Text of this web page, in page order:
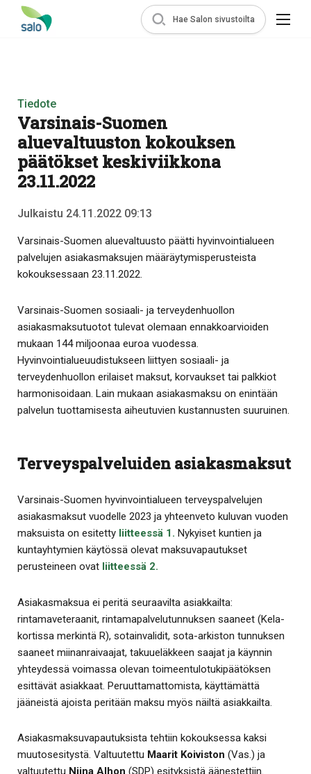
Hae Salon sivustoilta
Tiedote
Varsinais-Suomen
aluevaltuuston kokouksen
päätökset keskiviikkona
23.11.2022
Julkaistu 24.11.2022 09:13
Varsinais-Suomen aluevaltuusto päätti hyvinvointialueen
palvelujen asiakasmaksujen määräytymisperusteista
kokouksessaan 23.11.2022.
Varsinais-Suomen sosiaali- ja terveydenhuollon
asiakasmaksutuotot tulevat olemaan ennakkoarvioiden
mukaan 144 miljoonaa euroa vuodessa.
Hyvinvointialueuudistukseen liittyen sosiaali- ja
terveydenhuollon erilaiset maksut, korvaukset tai palkkiot
harmonisoidaan. Lain mukaan asiakasmaksu on enintään
palvelun tuottamisesta aiheutuvien kustannusten suuruinen.
Terveyspalveluiden asiakasmaksut
Varsinais-Suomen hyvinvointialueen terveyspalvelujen
asiakasmaksut vuodelle 2023 ja yhteenveto kuluvan vuoden
maksuista on esitetty liitteessä 1. Nykyiset kuntien ja
kuntayhtymien käytössä olevat maksuvapautukset
perusteineen ovat liitteessä 2.
Asiakasmaksua ei peritä seuraavilta asiakkailta:
rintamaveteraanit, rintamapalvelutunnuksen saaneet (Kela-
kortissa merkintä R), sotainvalidit, sota-arkiston tunnuksen
saaneet miinanraivaajat, takuueläkkeen saajat ja käynnin
yhteydessä voimassa olevan toimeentulotukipäätöksen
esittävät asiakkaat. Peruuttamattomista, käyttämättä
jääneistä ajoista peritään maksu myös näiltä asiakkailta.
Asiakasmaksuvapautuksista tehtiin kokouksessa kaksi
muutosesitystä. Valtuutettu Maarit Koiviston (Vas.) ja
valtuutettu Niina Alhon (SDP) esityksistä äänestettiin.